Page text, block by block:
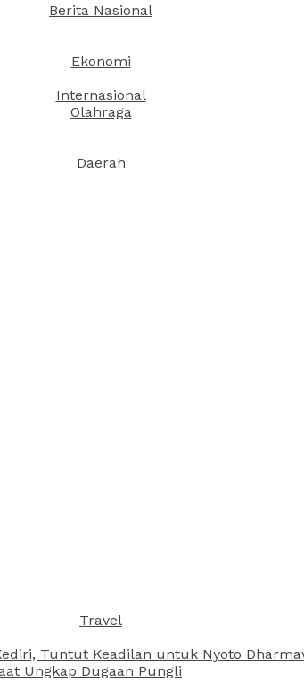
Berita Nasional
Ekonomi
Internasional
Olahraga
Daerah
Travel
Tuntut Keadilan untuk Nyoto
Ungkap Dugaan Pungli